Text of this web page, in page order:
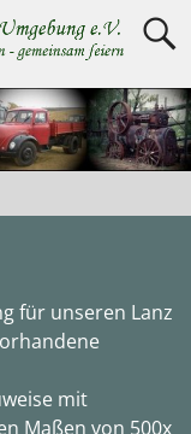
für unseren Lanz
mit
Maßen von 500x